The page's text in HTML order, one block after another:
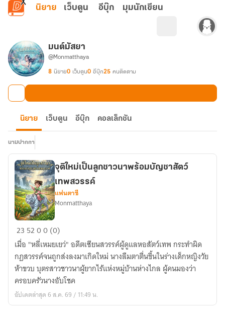
ข้ามไปยังเนื้อหาหลัก
นิยาย เว็บตูน อีบุ๊ก มุมนักเขียน
มนต์มัสยา
@Monmatthaya
8 นิยาย0 เว็บตูน0 อีบุ๊ก25 คนติดตาม
นิยาย เว็บตูน อีบุ๊ก คอลเล็กชัน
นามปากกา
จุติ
ใหม่
เป็น
ลูก
ชาวนา
พร้อม
บัญชา
จุติใหม่เป็นลูกชาวนาพร้อมบัญชาสัตว์
เทพสวรรค์
แฟนตาซี
Monmatthaya
23 5200 (0)
เมื่อ "หลี่เหมยเยว่" อดีตเซียนสวรรค์ผู้ดูแลหอสัตว์เทพ กระทำผิด
กฎสวรรค์จนถูกส่งลงมาเกิดใหม่ นางลืมตาตื่นขึ้นในร่างเด็กหญิงวัย
ห้าขวบ บุตรสาวชาวนาผู้ยากไร้แห่งหมู่บ้านห่างไกล ผู้คนมองว่า
ครอบครัวนางอับโชค
อัปเดตล่าสุด 6 ส.ค. 69 / 11:49 น.